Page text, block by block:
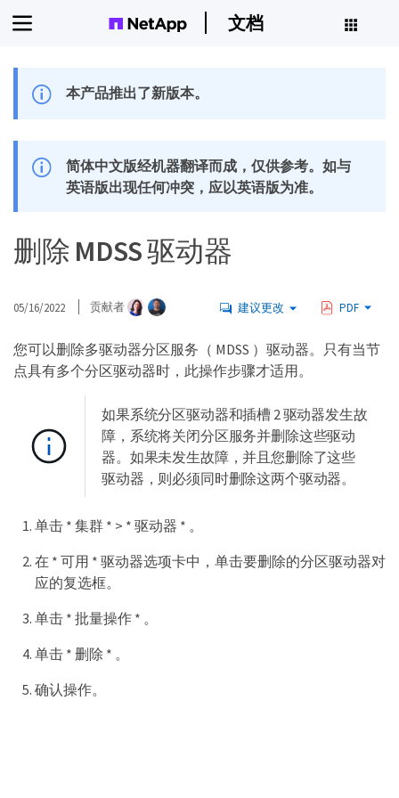
文档
本产品推出了新版本。
简体中文版经机器翻译而成，仅供参考。如与
英语版出现任何冲突，应以英语版为准。
删除 MDSS 驱动器
05/16/2022 贡献者 建议更改 PDF
您可以删除多驱动器分区服务（ MDSS ）驱动器。只有当节
点具有多个分区驱动器时，此操作步骤才适用。
如果系统分区驱动器和插槽 2 驱动器发生故
障，系统将关闭分区服务并删除这些驱动
器。如果未发生故障，并且您删除了这些
驱动器，则必须同时删除这两个驱动器。
单击 * 集群 * > * 驱动器 * 。
在 * 可用 * 驱动器选项卡中，单击要删除的分区驱动器对
应的复选框。
单击 * 批量操作 * 。
单击 * 删除 * 。
确认操作。